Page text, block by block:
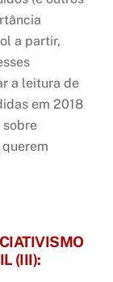
a partir,
a leitura de
em 2018
sobre
(III):